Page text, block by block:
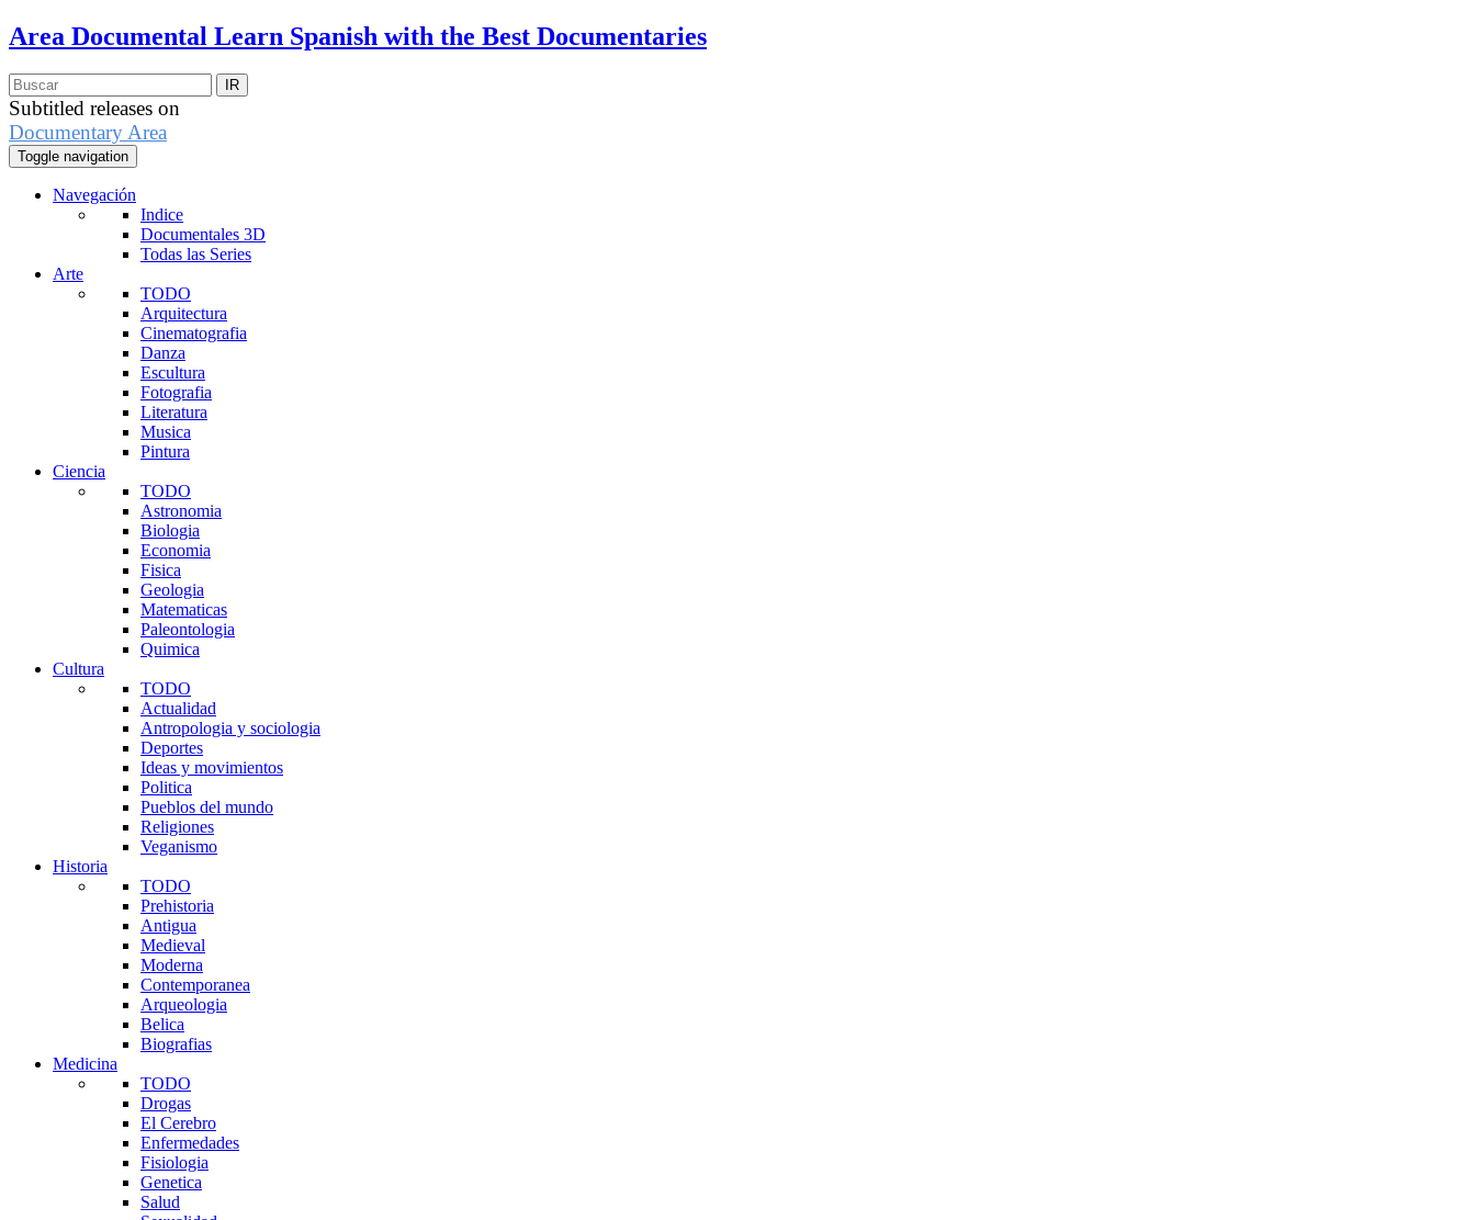
Area Documental Learn Spanish with the Best Documentaries
Subtitled releases on
Documentary Area
Toggle navigation
Navegación
Indice
Documentales 3D
Todas las Series
Arte
TODO
Arquitectura
Cinematografia
Danza
Escultura
Fotografia
Literatura
Musica
Pintura
Ciencia
TODO
Astronomia
Biologia
Economia
Fisica
Geologia
Matematicas
Paleontologia
Quimica
Cultura
TODO
Actualidad
Antropologia y sociologia
Deportes
Ideas y movimientos
Politica
Pueblos del mundo
Religiones
Veganismo
Historia
TODO
Prehistoria
Antigua
Medieval
Moderna
Contemporanea
Arqueologia
Belica
Biografias
Medicina
TODO
Drogas
El Cerebro
Enfermedades
Fisiologia
Genetica
Salud